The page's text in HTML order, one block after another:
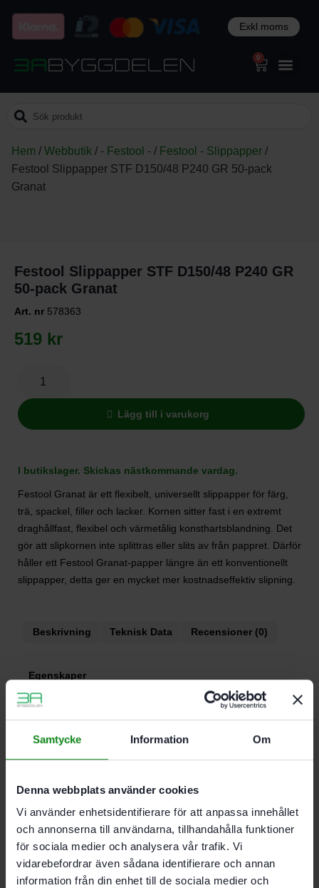
Samtycke Information Om
Denna webbplats använder cookies
Vi använder enhetsidentifierare för att anpassa innehållet
och annonserna till användarna, tillhandahålla funktioner
för sociala medier och analysera vår trafik. Vi
vidarebefordrar även sådana identifierare och annan
information från din enhet till de sociala medier och
0
Hem / Webbutik / - Festool - / Festool - Slippapper /
Festool Slippapper STF D150/48 P240 GR 50-pack
Granat
Festool Slippapper STF D150/48 P240 GR
50-pack Granat
Art. nr 578363
519 kr
Lägg till i varukorg
I butikslager. Skickas nästkommande vardag.
Festool Granat är ett flexibelt, universellt slippapper för färg,
trä, spackel, filler och lacker. Kornen sitter fast i en extremt
draghållfast, flexibel och värmetålig konsthartsblandning. Det
gör att slipkornen inte splittras eller slits av från pappret. Därför
håller ett Festool Granat-papper längre än ett konventionellt
slippapper, detta ger en mycket mer kostnadseffektiv slipning.
Beskrivning Teknisk Data Recensioner (0)
Egenskaper
Bearbetning av toppmoderna lacksystem
Bearbetning av plast. mineralmaterial. akryl.
spackel. filler
150. WTS 150. HSK-D 150
MULTI-JETSTREAM 2
Korn P150
Förpackning 50-pack
Diameter 240 mm